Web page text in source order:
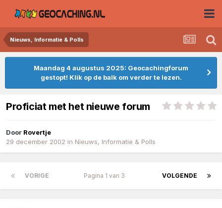
Nieuws, Informatie & Polls
Maandag 4 augustus 2025: Geocachingforum
gestopt! Klik op de balk om verder te lezen.
Proficiat met het nieuwe forum
Door Rovertje
29 december 2002 in Nieuws, Informatie & Polls
VORIGE VOLGENDE
Pagina 1 van 3